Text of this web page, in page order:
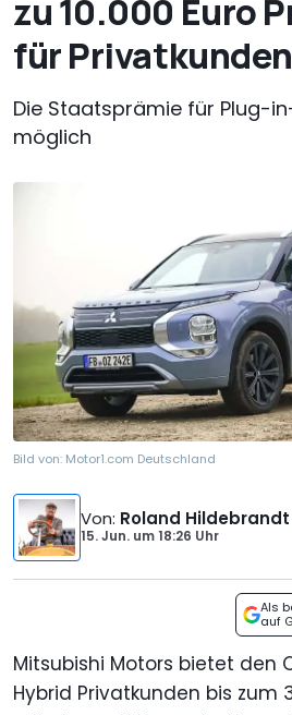
zu 10.000 Euro
für Privatkunden
Die Staatsprämie für Plug-
möglich
Bild von: Motor1.com Deutschland
Von: Roland Hildebrandt
15. Jun. um18:26 Uhr
Als
auf
Mitsubishi Motors bietet den
Hybrid Privatkunden bis zum